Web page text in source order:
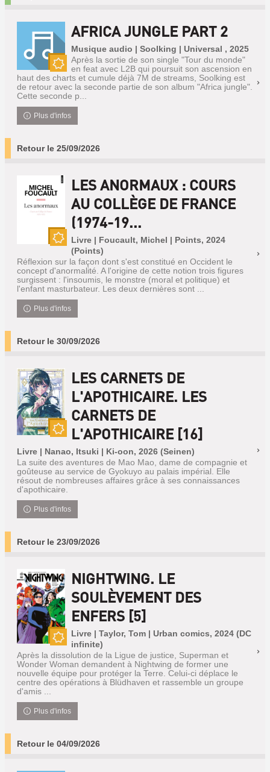
Nouveauté
AFRICA JUNGLE PART 2
Musique audio | Soolking | Universal , 2025
Après la sortie de son single "Tour du monde"
en feat avec L2B qui poursuit son ascension en
haut des charts et cumule déjà 7M de streams, Soolking est
de retour avec la seconde partie de son album "Africa jungle".
Cette seconde p...
Plus d'infos
Retour le 25/09/2026
LES ANORMAUX : COURS
AU COLLÈGE DE FRANCE
(1974-19...
Livre | Foucault, Michel | Points, 2024
(Points)
Réflexion sur la façon dont s'est constitué en Occident le
concept d'anormalité. A l'origine de cette notion trois figures
surgissent : l'insoumis, le monstre (moral et politique) et
l'enfant masturbateur. Les deux dernières sont ...
Plus d'infos
Retour le 30/09/2026
LES CARNETS DE
L'APOTHICAIRE. LES
CARNETS DE
L'APOTHICAIRE [16]
Livre | Nanao, Itsuki | Ki-oon, 2026 (Seinen)
La suite des aventures de Mao Mao, dame de compagnie et
goûteuse au service de Gyokuyo au palais impérial. Elle
résout de nombreuses affaires grâce à ses connaissances
d'apothicaire.
Plus d'infos
Retour le 23/09/2026
NIGHTWING. LE
SOULÈVEMENT DES
ENFERS [5]
Livre | Taylor, Tom | Urban comics, 2024 (DC
infinite)
Après la dissolution de la Ligue de justice, Superman et
Wonder Woman demandent à Nightwing de former une
nouvelle équipe pour protéger la Terre. Celui-ci déplace le
centre des opérations à Blüdhaven et rassemble un groupe
d'amis ...
Plus d'infos
Retour le 04/09/2026